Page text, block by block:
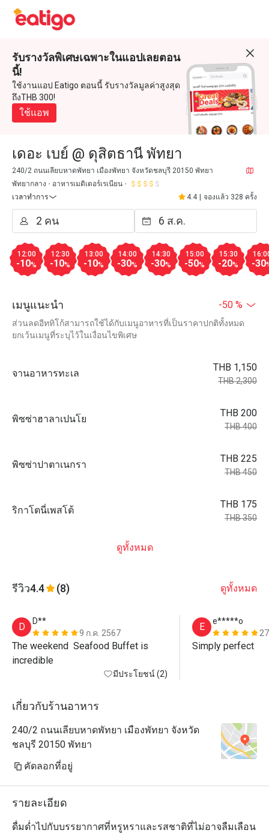
รับรางวัลพิเศษเฉพาะในแอปเลยตอน
นี้!
ใช้งานแอป Eatigo ตอนนี้ รับรางวัลมูลค่าสูงสุด
ถึงTHB 300!
ใช้แอพ
เดอะ เบย์ @ ดุสิตธานี พัทยา
240/2 ถนนเลียบหาดพัทยา เมืองพัทยา จังหวัดชลบุรี 20150 พัทยา
พัทยากลาง
อาหารเมดิเตอร์เรเนียน
เวลาทำการ
4.4 จองแล้ว 328 ครั้ง
12:00
-10%
12:30
-10%
13:00
-10%
14:00
-30%
14:30
-30%
15:00
-50%
15:30
-20% -30
เมนูแนะนำ -50 %
ส่วนลดอีททิโก้สามารถใช้ได้กับเมนูอาหารที่เป็นราคาปกติทั้งหมด
ยกเว้นเมนูที่ระบุไว้ในเงื่อนไขพิเศษ
จานอาหารทะเล
THB 1,150
THB 2,300
พิซซ่าฮาลาเปนโย
THB 200
THB 400
พิซซ่าปาตาเนกรา
THB 225
THB 450
ริกาโตนี่เพสโต้
THB 175
THB 350
ดูทั้งหมด
รีวิว4.4 (8) ดูทั้งหมด
D
D**
9 ก.ค. 2567
The weekend  Seafood Buffet is
incredible
มีประโยชน์ (2)
E
e*****o
เกี่ยวกับร้านอาหาร
240/2 ถนนเลียบหาดพัทยา เมืองพัทยา จังหวัด
ชลบุรี 20150 พัทยา
คัดลอกที่อยู่
รายละเอียด
ดื่มด่ำไปกับบรรยากาศที่หรูหราและรสชาติที่ไม่อาจลืมเลือน